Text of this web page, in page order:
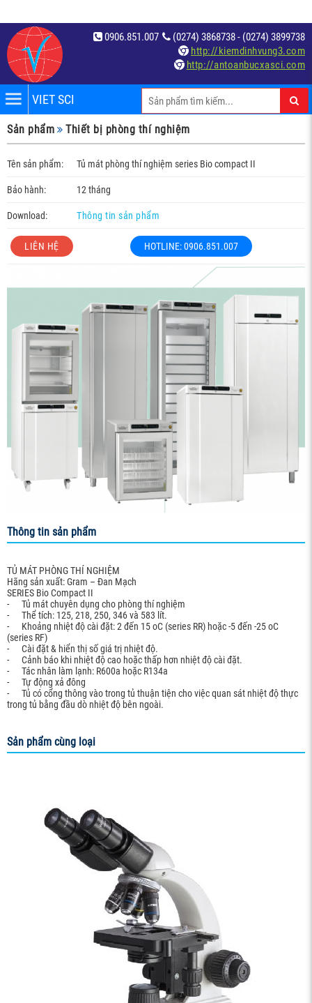
(0274) 3868738 - (0274) 3899738
0906.851.007
http://kiemdinhvung3.com
http://antoanbucxasci.com
VIET SCI
Sản phẩm Thiết bị phòng thí nghiệm
Tên sản phẩm: Tủ mát phòng thí nghiệm series Bio compact II
Bảo hành: 12 tháng
Download: Thông tin sản phẩm
LIÊN HỆ HOTLINE: 0906.851.007
Thông tin sản phẩm
TỦ MÁT PHÒNG THÍ NGHIỆM
Hãng sản xuất: Gram – Đan Mạch
SERIES Bio Compact II
- Tủ mát chuyên dụng cho phòng thí nghiệm
- Thể tích: 125, 218, 250, 346 và 583 lít.
- Khoảng nhiệt độ cài đặt: 2 đến 15 oC (series RR) hoặc -5 đến -25 oC
(series RF)
- Cài đặt & hiển thị số giá trị nhiệt độ.
- Cảnh báo khi nhiệt độ cao hoặc thấp hơn nhiệt độ cài đặt.
- Tác nhân làm lạnh: R600a hoặc R134a
- Tự động xả đông
- Tủ có cổng thông vào trong tủ thuận tiện cho việc quan sát nhiệt độ thực
trong tủ bằng đầu dò nhiệt độ bên ngoài.
Sản phẩm cùng loại